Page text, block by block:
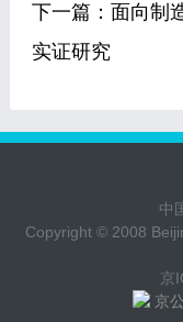
下一篇： 面向制
实证研究
中
Copyright © 2008
京
京